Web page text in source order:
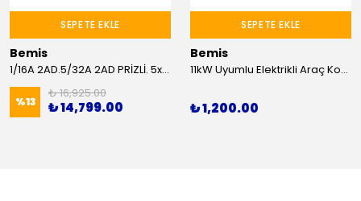
SEPETE EKLE
Bemis
1/16A 2AD.5/32A 2AD PRİZLİ. 5x6mm TTR 25M KABLOLU ARABALI MAKARA
%13
₺ 16,925.00
₺ 14,799.00
SEPETE EKLE
Bemis
11kW Uyumlu Elektrikli Araç Kombinasyon Kutusu 5x16A
₺ 1,200.00